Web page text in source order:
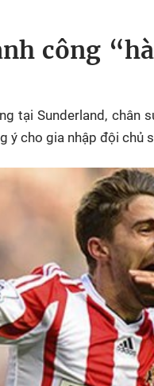
công
tại Sunderland, chân
cho gia nhập đội chủ